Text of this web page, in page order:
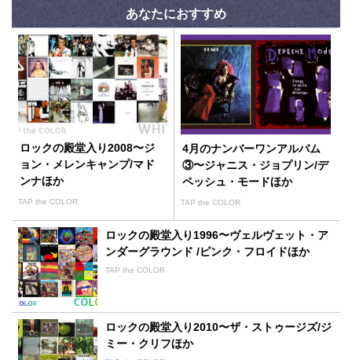
あなたにおすすめ
ロックの殿堂入り2008〜ジ
ョン・メレンキャンプ/マド
ンナほか
TAP the COLOR
4月のナンバーワンアルバム
③〜ジャニス・ジョプリン/デ
ペッシュ・モードほか
TAP the COLOR
ロックの殿堂入り1996〜ヴェルヴェット・ア
ンダーグラウンド /ピンク・フロイドほか
TAP the COLOR
ロックの殿堂入り2010〜ザ・ストゥージズ/ジ
ミー・クリフほか